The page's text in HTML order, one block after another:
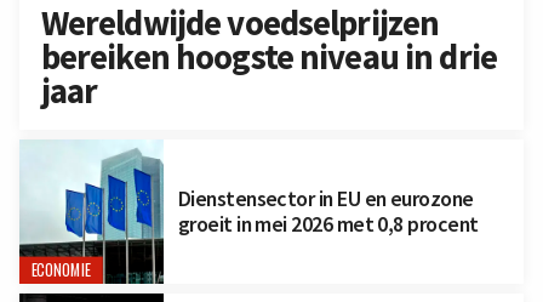
Wereldwijde voedselprijzen
bereiken hoogste niveau in drie
jaar
ECONOMIE
Dienstensector in EU en eurozone
groeit in mei 2026 met 0,8 procent